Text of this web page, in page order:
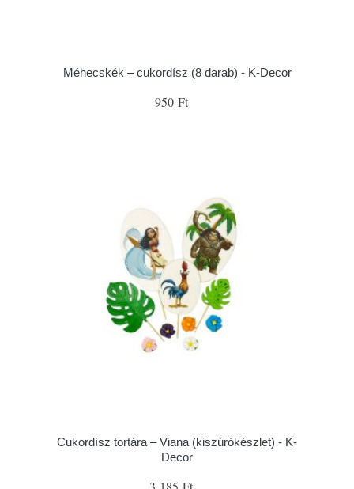
Méhecskék – cukordísz (8 darab) - K-Decor
950 Ft
Cukordísz tortára – Viana (kiszúrókészlet) - K-
Decor